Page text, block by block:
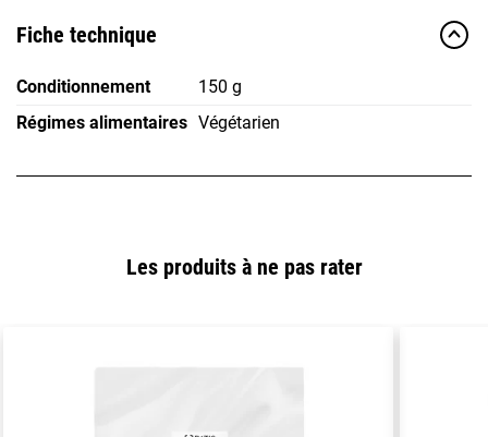
Fiche technique
Conditionnement
150 g
Régimes alimentaires Végétarien
Les produits à ne pas rater